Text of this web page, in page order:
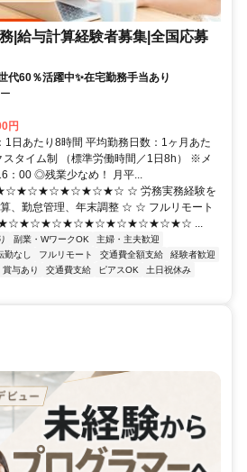
|給与計算経験者募集|全国応募
代60％活躍中✨在宅勤務手当あり
円
1日あたり8時間 平均勤務日数：1ヶ月あた
スタイム制 （標準労働時間／1日8h） ※メ
：00 ◎残業少なめ！ 月平...
☆ 労務実務経験を
、勤怠管理、年末調整 ☆ ☆ フルリモート
★ ★☆★☆★☆★☆★☆★☆★☆★☆★☆ ...
副業・WワークOK
主婦・主夫歓迎
勤なし フルリモート 交通費全額支給
経験者歓迎
賞与あり 交通費支給 ピアスOK
土日祝休み